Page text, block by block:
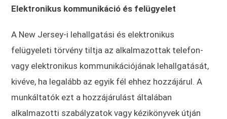
Elektronikus kommunikáció és felügyelet
A New Jersey-i lehallgatási és elektronikus
felügyeleti törvény tiltja az alkalmazottak telefon-
vagy elektronikus kommunikációjának lehallgatását,
kivéve, ha legalább az egyik fél ehhez hozzájárul. A
munkáltatók ezt a hozzájárulást általában
alkalmazotti szabályzatok vagy kézikönyvek útján